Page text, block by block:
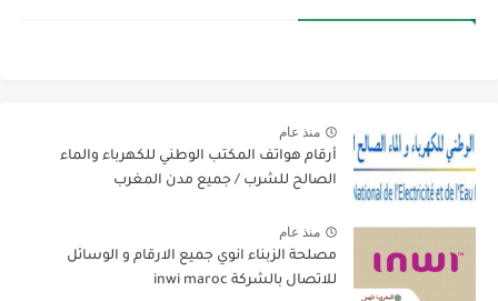
منذ عام
أرقام هواتف المكتب الوطني للكهرباء والماء
الصالح للشرب / جميع مدن المغرب
منذ عام
مصلحة الزبناء انوي جميع الارقام و الوسائل
للاتصال بالشركة inwi maroc